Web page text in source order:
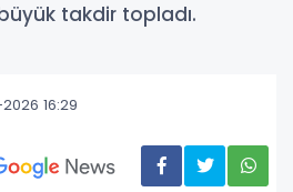
takdir topladı.
16:29